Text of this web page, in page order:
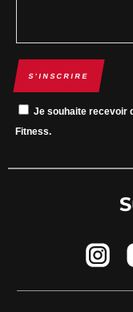
S’INSCRIRE
Je souhaite recevoir
Fitness.